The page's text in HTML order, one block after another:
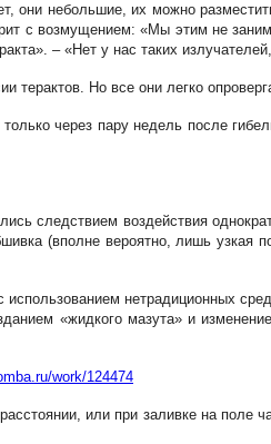
они небольшие, их можно
с возмущением: «Мы этим не
– «Нет у нас таких
Но все они легко
через пару недель после
следствием воздействия
(вполне вероятно, лишь
нетрадиционных
«жидкого мазута» и
work/124474
или при заливке на